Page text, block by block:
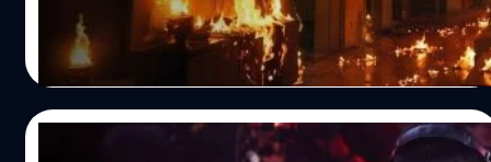
ไฟ (Fire-retardant) มันจะกลายเป็นเชื้อเพลิงชั้นดีที่อันตราย
มาก เมื่อเกิดประกายไฟ วัสดุเหล่านี้ไม่ได้แค่ลามไฟอย่าง
รวดเร็ว แต่ยังปล่อยควันดำและแก๊สพิษ ส่งผลต่อลมหายใจ
ของผู้คนภายในเวลาไม่กี่นาที ทว่ายิ่งไปกว่านั้น การออกแบบ
พื้นที่ที่ซับซ้อน หนาแน่นเกินไป…
จากคลิปที่ทุกคนน่าจะเห็นกันมาบ้างแล้ว ด้วยพื้นที่สาธารณะ
แบบนี้ เหตุการณ์นี้คือจุดที่ทำให้เราต้องหันมาอัปเดตความ
ปลอดภัยกันสักนิด เพราะเวลาเกิดไฟไหม้ในพื้นที่ปิด สิ่งที่คร่า
ทวีความรุนแรงขึ้นได้ในเสี้ยววินาที โดยสามารถแบ่งออกเป็น 3
แบบที่ต้องระวังให้ดี ไฟไหม้ 3 แบบมีอะไรบ้าง ? ไฟไหม้
อมลวรรณ ศรัทธานนท์| 28 days ago
Read More